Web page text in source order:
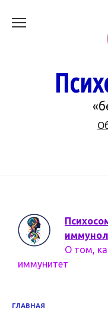
О том,
иммунитет
ГЛАВНАЯ